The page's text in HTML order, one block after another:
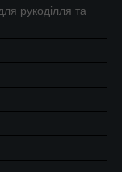
рукоділля та